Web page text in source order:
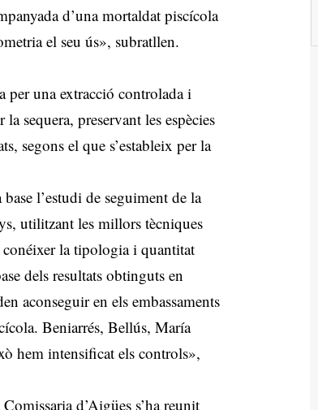
d’una mortaldat piscícola
el seu ús», subratllen.
per una extracció controlada i
sequera, preservant les espècies
segons el que s’estableix per la
l’estudi de seguiment de la
utilitzant les millors tècniques
la tipologia i quantitat
dels resultats obtinguts en
aconseguir en els embassaments
Beniarrés, Bellús, María
hem intensificat els controls»,
d’Aigües s’ha reunit